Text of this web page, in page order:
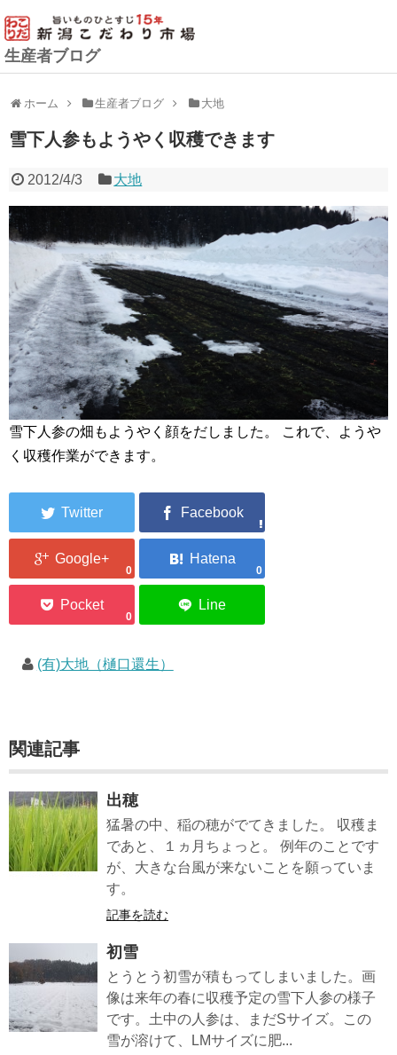
生産者ブログ
ホーム 生産者ブログ 大地
雪下人参もようやく収穫できます
2012/4/3 大地
雪下人参の畑もようやく顔をだしました。 これで、ようや
く収穫作業ができます。
0 0
0
(有)大地（樋口還生）
関連記事
出穂
猛暑の中、稲の穂がでてきました。 収穫ま
であと、１ヵ月ちょっと。 例年のことです
が、大きな台風が来ないことを願っていま
す。
記事を読む
初雪
とうとう初雪が積もってしまいました。画
像は来年の春に収穫予定の雪下人参の様子
です。土中の人参は、まだSサイズ。この
雪が溶けて、LMサイズに肥...